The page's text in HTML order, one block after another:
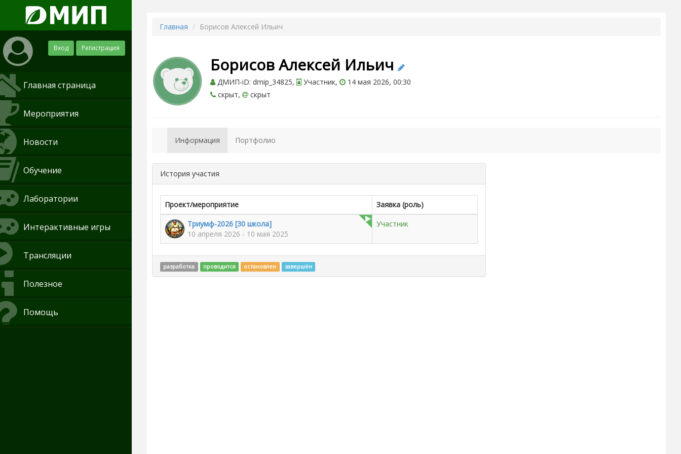
Вход Регистрация
Главная страница
Мероприятия
Новости
Обучение
Лаборатории
Интерактивные игры
Трансляции
Полезное
Помощь
Главная Борисов Алексей Ильич
Борисов Алексей Ильич
ДМИП-iD: dmip_34825, Участник,
14 мая 2026, 00:30
скрыт,
скрыт
Информация Портфолио
История участия
Проект/мероприятие
Заявка (роль)
Триумф-2026 [30 школа]
10 апреля 2026 - 10 мая 2025
Участник
разработка проводится остановлен завершён